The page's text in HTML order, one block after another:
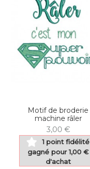
Motif de broderie
machine râler
3,00 €
1 point fidélité
gagné pour 1,00 €
d'achat